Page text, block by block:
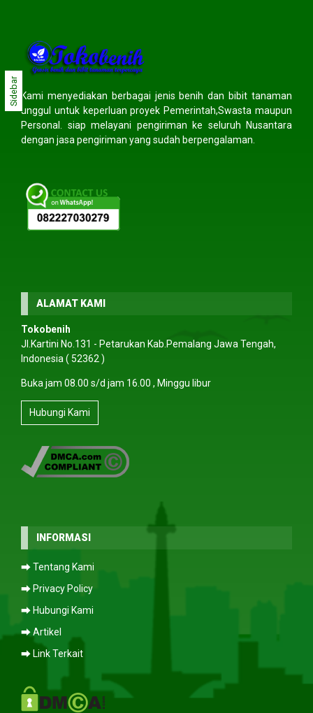
Sidebar Kami menyediakan berbagai jenis benih dan bibit tanaman
unggul untuk keperluan proyek Pemerintah,Swasta maupun
Personal. siap melayani pengiriman ke seluruh Nusantara
dengan jasa pengiriman yang sudah berpengalaman.
ALAMAT KAMI
Tokobenih
Jl.Kartini No.131 - Petarukan Kab.Pemalang Jawa Tengah,
Indonesia ( 52362 )
Buka jam 08.00 s/d jam 16.00 , Minggu libur
Hubungi Kami
INFORMASI
⮕ Tentang Kami
⮕ Privacy Policy
⮕ Hubungi Kami
⮕ Artikel
⮕ Link Terkait